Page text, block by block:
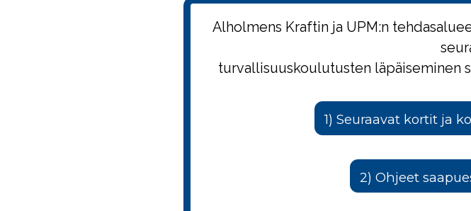
Alholmens Kraftin ja UPM:n
turvallisuuskoulutusten läpäiseminen
1) Seuraavat kortit ja
2) Ohjeet